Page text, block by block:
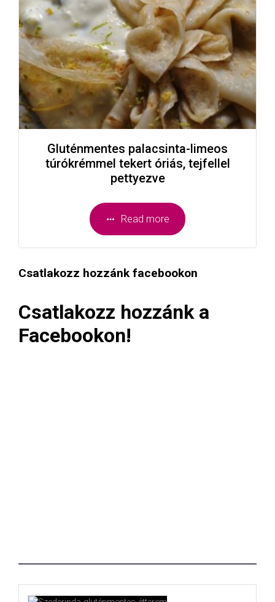
Gluténmentes palacsinta-limeos
túrókrémmel tekert óriás, tejfellel
pettyezve
Read more
Csatlakozz hozzánk facebookon
Csatlakozz hozzánk a
Facebookon!